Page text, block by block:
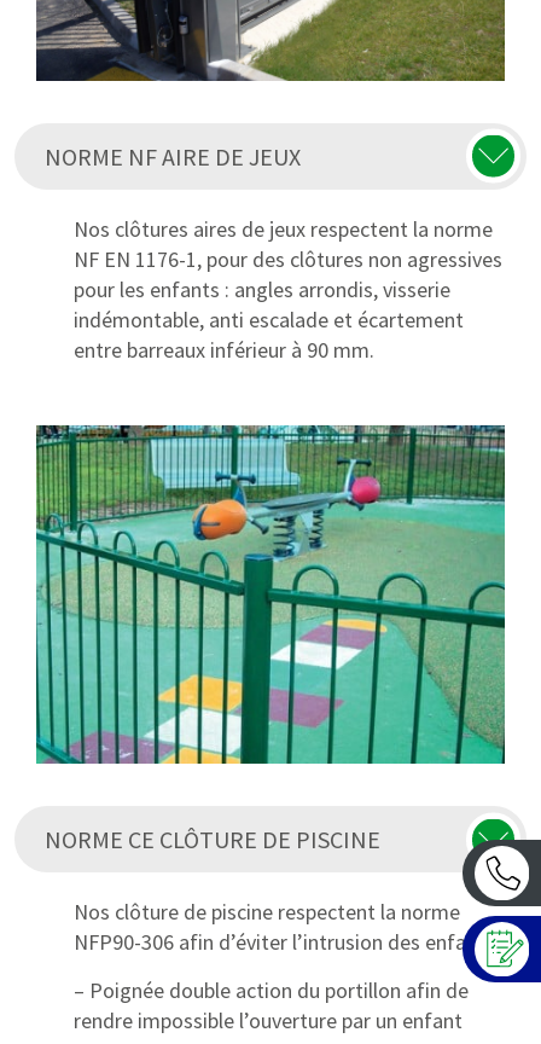
NORME NF AIRE DE JEUX
Nos clôtures aires de jeux respectent la norme
NF EN 1176-1, pour des clôtures non agressives
pour les enfants : angles arrondis, visserie
indémontable, anti escalade et écartement
entre barreaux inférieur à 90 mm.
NORME CE CLÔTURE DE PISCINE
Nos clôture de piscine respectent la norme
NFP90-306 afin d’éviter l’intrusion des enfants :
– Poignée double action du portillon afin de
rendre impossible l’ouverture par un enfant